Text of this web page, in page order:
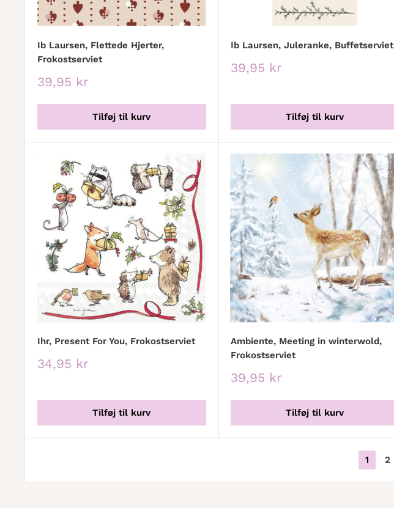
Ib Laursen, Flettede Hjerter,
Frokostserviet
Udsalgspris
39,95 kr
Tilføj til kurv
Ib Laursen, Juleranke, Buffetserviet
Udsalgspris
39,95 kr
Tilføj til kurv
Ihr, Present For You, Frokostserviet
Udsalgspris
34,95 kr
Tilføj til kurv
Ambiente, Meeting in winterwold,
Frokostserviet
Udsalgspris
39,95 kr
Tilføj til kurv
1 2